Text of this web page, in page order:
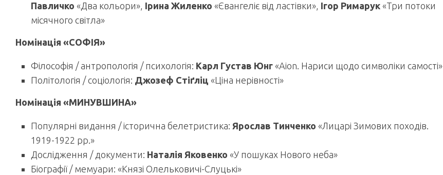
Павличко «Два кольори», Ірина Жиленко «Євангеліє від ластівки», Ігор Римарук «Три потоки
місячного світла»
Номінація «СОФІЯ»
Філософія / антропологія / психологія: Карл Густав Юнг «Aion. Нариси щодо символіки самості»
Політологія / соціологія: Джозеф Стіґліц «Ціна нерівності»
Номінація «МИНУВШИНА»
Популярні видання / історична белетристика: Ярослав Тинченко «Лицарі Зимових походів.
1919-1922 рр.»
Дослідження / документи: Наталія Яковенко «У пошуках Нового неба»
Біографії / мемуари: «Князі Олельковичі-Слуцькі»